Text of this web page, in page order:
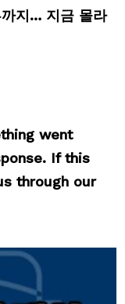
지… 지금 몰라
went
If this
through our